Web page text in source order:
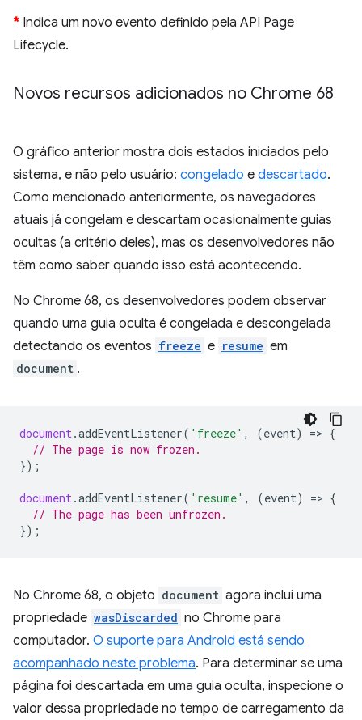
* Indica um novo evento definido pela API Page
Lifecycle.
Novos recursos adicionados no Chrome 68
O gráfico anterior mostra dois estados iniciados pelo
sistema, e não pelo usuário: congelado e descartado.
Como mencionado anteriormente, os navegadores
atuais já congelam e descartam ocasionalmente guias
ocultas (a critério deles), mas os desenvolvedores não
têm como saber quando isso está acontecendo.
No Chrome 68, os desenvolvedores podem observar
quando uma guia oculta é congelada e descongelada
detectando os eventos freeze e resume em
document .
document .addEventListener( 'freeze' , (event) => {
// The page is now frozen.
});
document .addEventListener( 'resume' , (event) => {
// The page has been unfrozen.
});
No Chrome 68, o objeto document agora inclui uma
propriedade wasDiscarded no Chrome para
computador. O suporte para Android está sendo
acompanhado neste problema. Para determinar se uma
página foi descartada em uma guia oculta, inspecione o
valor dessa propriedade no tempo de carregamento da